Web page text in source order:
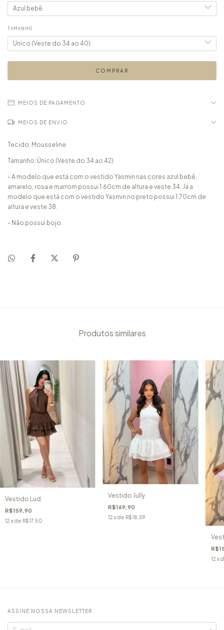
TAMANHO
MEIOS DE PAGAMENTO
MEIOS DE ENVIO
Tecido: Mousseline
Tamanho: Único (Veste do 34 ao 42)
- A modelo que está com o vestido Yasmin nas cores azul bebê,
amarelo, rosa e marrom possui 1.60cm de altura e veste 34. Já a
modelo que está com o vestido Yasmin no preto possui 1.70cm de
altura e veste 38.
- Não possui bojo.
Produtos similares
Vestido Lud
R$159,90
12 x de R$17,50
Vestido Jully
R$169,90
12 x de R$18,59
12 x
ASSINE NOSSA NEWSLETTER